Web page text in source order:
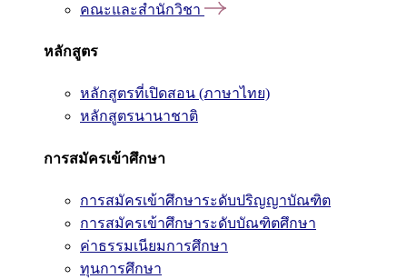
คณะและสำนักวิชา
หลักสูตร
หลักสูตรที่เปิดสอน (ภาษาไทย)
หลักสูตรนานาชาติ
การสมัครเข้าศึกษา
การสมัครเข้าศึกษาระดับปริญญาบัณฑิต
การสมัครเข้าศึกษาระดับบัณฑิตศึกษา
ค่าธรรมเนียมการศึกษา
ทุนการศึกษา